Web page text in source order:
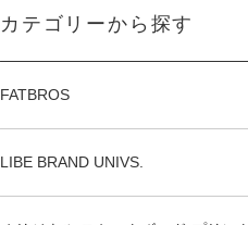
カテゴリーから探す
FATBROS
LIBE BRAND UNIVS.